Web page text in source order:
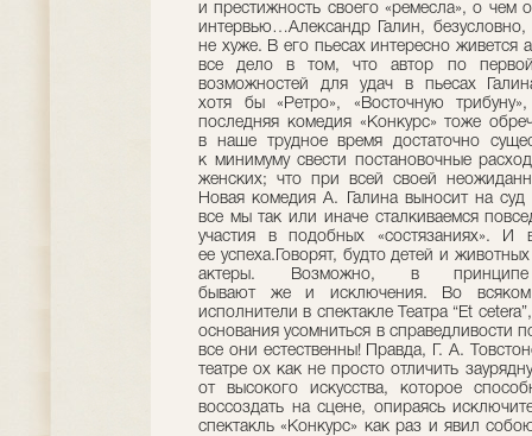
и престижность своего «ремесла», о чем
интервью…Александр Галин,
не хуже. В его пьесах интересно живется
все дело в том, что автор по
возможностей для удач в пьесах
хотя бы «Ретро», «Восточную
последняя комедия «Конкурс» тоже
в наше трудное время достаточно
к минимуму свести постановочные
женских; что при всей своей
Новая комедия А. Галина выносит на
все мы так или иначе сталкиваемся
участия в подобных «состязаниях».
ее успеха.Говорят, будто детей и
актеры. Возможно, в
бывают же и исключения. Во всяком
исполнители в спектакле Театра “Et
основания усомниться в справедливости
все они естественны! Правда, Г. А.
театре ох как не просто отличить
от высокого искусства, которое
воссоздать на сцене, опираясь
спектакль «Конкурс» как раз и явил